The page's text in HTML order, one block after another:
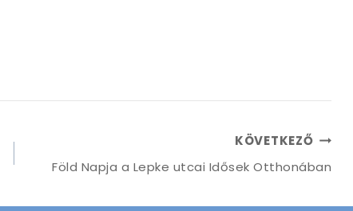
KÖVETKEZŐ
Föld Napja a Lepke utcai Idősek Otthonában